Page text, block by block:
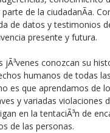
de la ciudadanÃ­a.
de datos y testimonios
presente y futura.
jÃ³venes conozcan su
humanos de todas
es que aprendamos de
y variadas violaciones
en la tentaciÃ³n de
de las personas.